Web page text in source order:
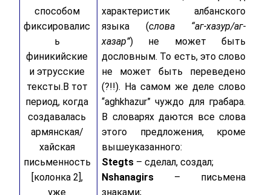
характеристик албанского
языка (слова “аг-хазур/аг-
хазар”) не может быть
дословным. То есть, это слово
не может быть переведено
(?!!). На самом же деле слово
“aghkhazur” чуждо для грабара.
В словарях даются все слова
этого предложения, кроме
вышеуказанного:
Stegts – сделал, создал;
Nshanagirs – письмена
знаками;
способом
фиксировалис
ь
финикийские
и этрусские
тексты.В тот
период, когда
создавалась
армянская/
хайская
письменность
[колонка 2],
уже